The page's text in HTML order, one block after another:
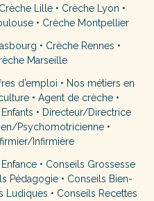
Crèche Lille • Crèche Lyon •
• Crèche Montpellier
• Crèche Rennes •
Marseille
d’emploi • Nos métiers en
• Agent de crèche•
• Directeur/Directrice
Psychomotricienne•
Infirmière
• Conseils Grossesse
Pédagogie• Conseils Bien-
Ludiques • Conseils Recettes